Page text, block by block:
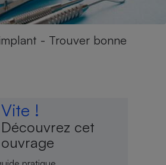
- Trouver bonne
Vite !
Découvrez cet
ouvrage